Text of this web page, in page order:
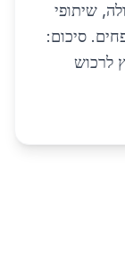
שיתופי
סיכום:
לרכוש